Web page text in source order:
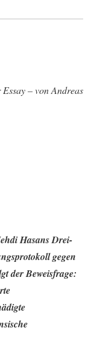
– von Andreas
Hasans Drei-
gegen
der Beweisfrage: